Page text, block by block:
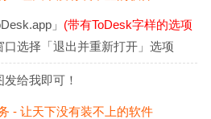
」 (带有ToDesk字样的选项
口选择「退出并重新打开」选项
给我即可！